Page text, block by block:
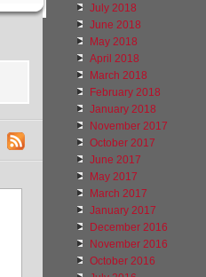
July 2018
June 2018
May 2018
April 2018
March 2018
February 2018
January 2018
November 2017
October 2017
June 2017
May 2017
March 2017
January 2017
December 2016
November 2016
October 2016